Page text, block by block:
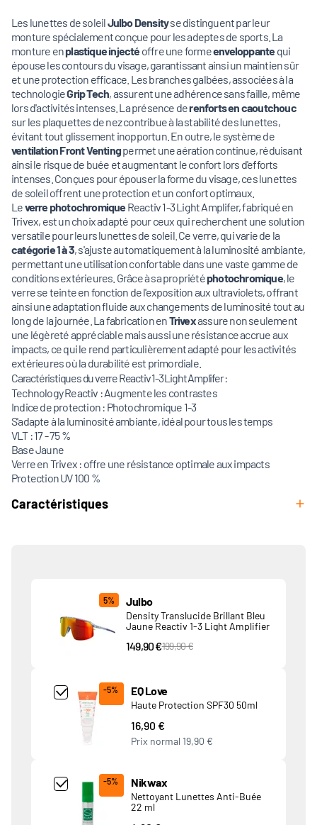
Les lunettes de soleilJulbo Densityse distinguent par leur
monture spécialement conçue pour les adeptes de sports. La
monture enplastique injectéoffre une formeenveloppantequi
épouse les contours du visage, garantissant ainsi un maintien sûr
et une protection efficace. Les branches galbées, associées à la
technologieGrip Tech, assurent une adhérence sans faille, même
lors d'activités intenses. La présence derenforts en caoutchouc
sur les plaquettes de nez contribue à la stabilité des lunettes,
évitant tout glissement inopportun. En outre, le système de
ventilation Front Ventingpermet une aération continue, réduisant
ainsi le risque de buée et augmentant le confort lors d'efforts
intenses. Conçues pour épouser la forme du visage, ces lunettes
de soleil offrent une protection et un confort optimaux.
Leverre photochromiqueReactiv 1-3 Light Amplifer, fabriqué en
Trivex, est un choix adapté pour ceux qui recherchent une solution
versatile pour leurs lunettes de soleil. Ce verre, qui varie de la
catégorie 1 à 3, s'ajuste automatiquement à la luminosité ambiante,
permettant une utilisation confortable dans une vaste gamme de
conditions extérieures. Grâce à sa propriétéphotochromique, le
verre se teinte en fonction de l'exposition aux ultraviolets, offrant
ainsi une adaptation fluide aux changements de luminosité tout au
long de la journée. La fabrication enTrivexassure non seulement
une légèreté appréciable mais aussi une résistance accrue aux
impacts, ce qui le rend particulièrement adapté pour les activités
extérieures où la durabilité est primordiale.
Caractéristiques du verre Reactiv 1-3 Light Amplifer :
Technology Reactiv : Augmente les contrastes
Indice de protection : Photochromique 1-3
S'adapte à la luminosité ambiante, idéal pour tous les temps
VLT : 17 - 75 %
Base Jaune
Verre en Trivex : offre une résistance optimale aux impacts
Protection UV 100 %
Caractéristiques
5% Julbo
Density Translucide Brillant Bleu
Jaune Reactiv 1-3 Light Amplifier
149,90 €PVC Price
199,90 €
Add Product MjQ4MTk= undefined
-5% EQ Love
Haute Protection SPF30 50ml
16,90 €
Prix normal 19,90 €
Add Product MjkwNDA= undefined
-5% Nikwax
Nettoyant Lunettes Anti-Buée
22 ml